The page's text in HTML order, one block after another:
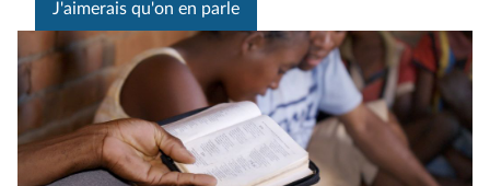
J'aimerais qu'on en parle